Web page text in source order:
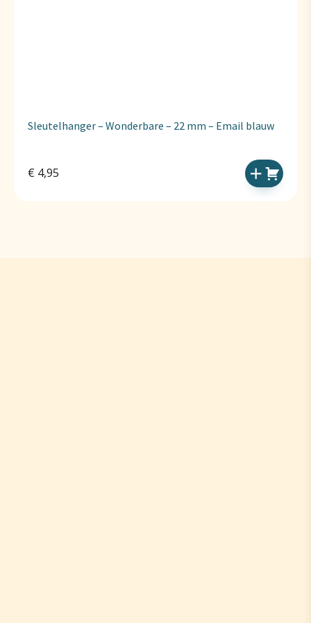
Sleutelhanger – Wonderbare – 22 mm – Email blauw
€ 4,95